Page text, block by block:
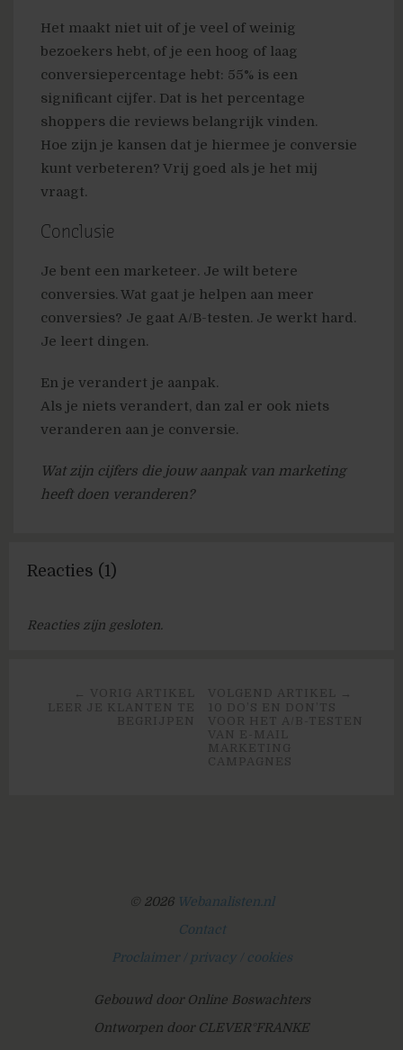
Het maakt niet uit of je veel of weinig
bezoekers hebt, of je een hoog of laag
conversiepercentage hebt: 55% is een
significant cijfer. Dat is het percentage
shoppers die reviews belangrijk vinden.
Hoe zijn je kansen dat je hiermee je conversie
kunt verbeteren? Vrij goed als je het mij
vraagt.
Conclusie
Je bent een marketeer. Je wilt betere
conversies. Wat gaat je helpen aan meer
conversies? Je gaat A/B-testen. Je werkt hard.
Je leert dingen.
En je verandert je aanpak.
Als je niets verandert, dan zal er ook niets
veranderen aan je conversie.
Wat zijn cijfers die jouw aanpak van marketing
heeft doen veranderen?
Reacties (1)
Reacties zijn gesloten.
VOLGEND ARTIKEL →
10 DO’S EN DON’TS
VOOR HET A/B-TESTEN
VAN E-MAIL
MARKETING
CAMPAGNES
← VORIG ARTIKEL
LEER JE KLANTEN TE
BEGRIJPEN
© 2026 Webanalisten.nl
Contact
Proclaimer / privacy / cookies
Gebouwd door Online Boswachters
Ontworpen door CLEVER°FRANKE